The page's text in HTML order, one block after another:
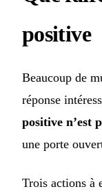
positive
Beaucoup de
réponse
positive n’est
une porte
Trois actions à